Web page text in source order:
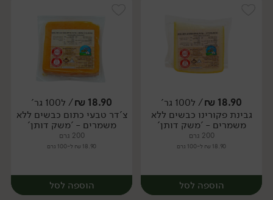
יח׳ יח׳
18.90
₪/ ל100 גר'
גבינת פקורינו כבשים ללא
משמרים - 'משק דותן'
200 גרם
18.90 ₪ ל-100 גרם
הוספה לסל
18.90
₪/ ל100 גר'
צ'דר טבעי כתום כבשים ללא
משמרים - 'משק דותן'
200 גרם
18.90 ₪ ל-100 גרם
הוספה לסל